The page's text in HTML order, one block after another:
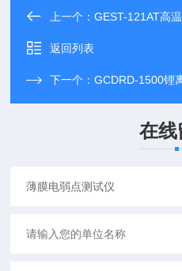
上一个：GEST-121AT高
返回列表
下一个：GCDRD-1500锂
在线